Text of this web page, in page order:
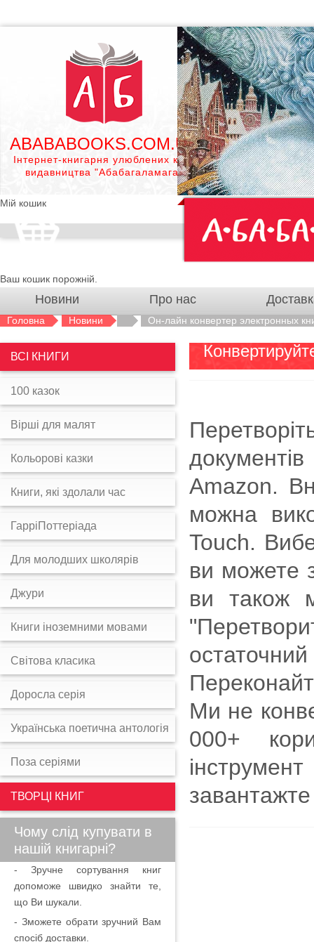
ABABABOOKS.COM.UA
Інтернет-книгарня улюблених книг
видавництва "Абабагаламага"
Мій кошик
Ваш кошик порожній.
Новини Про нас
Головна Новини Он-лайн конвертер электронных
Amazon.
можна
Touch.
ви можете
ви також
Ми не
000+
ВСІ КНИГИ
100 казок
Вірші для малят
Кольорові казки
Книги, які здолали час
ГарріПоттеріада
Для молодших школярів
Джури
Книги іноземними мовами
Світова класика
Доросла серія
Українська поетична антологія
Поза серіями
ТВОРЦІ КНИГ
Чому слід купувати в
нашій книгарні?
- Зручне сортування книг
допоможе швидко знайти те,
що Ви шукали.
- Зможете обрати зручний Вам
спосіб доставки.